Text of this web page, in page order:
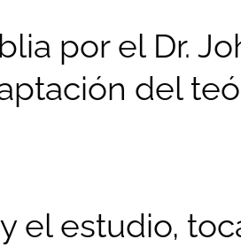
por el Dr.
del
el estudio,